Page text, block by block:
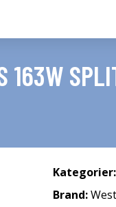
163W
Kategorier:
Brand: